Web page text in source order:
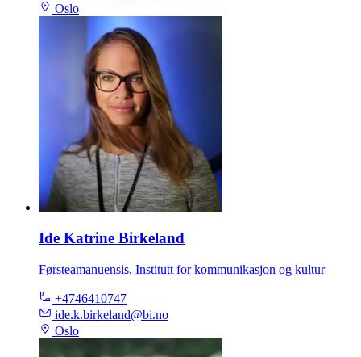
Oslo
Ide Katrine Birkeland
Førsteamanuensis, Institutt for kommunikasjon og kultur
+4746410747
ide.k.birkeland@bi.no
Oslo